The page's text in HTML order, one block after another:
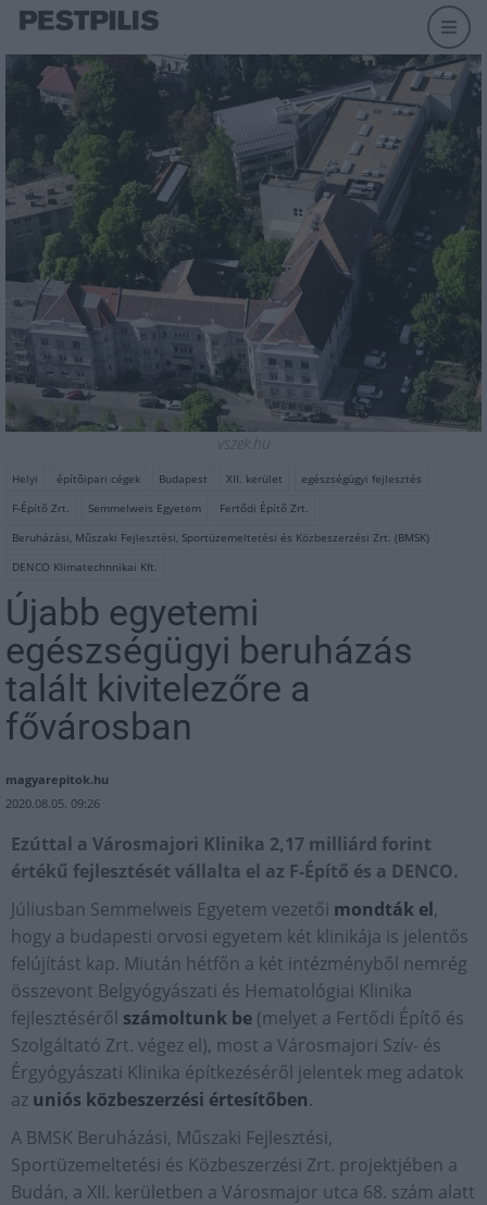
vszek.hu
Helyi építőipari cégek Budapest XII. kerület
egészségügyi fejlesztés
F-Építő Zrt.
Semmelweis Egyetem
Fertődi Építő Zrt.
Beruházási, Műszaki Fejlesztési, Sportüzemeltetési és Közbeszerzési Zrt. (BMSK)
DENCO Klimatechnnikai Kft.
Újabb egyetemi
egészségügyi beruházás
talált kivitelezőre a
fővárosban
magyarepitok.hu
2020.08.05. 09:26
Ezúttal a Városmajori Klinika 2,17 milliárd forint
értékű fejlesztését vállalta el az F-Építő és a DENCO.
Júliusban Semmelweis Egyetem vezetői mondták el,
hogy a budapesti orvosi egyetem két klinikája is jelentős
felújítást kap. Miután hétfőn a két intézményből nemrég
összevont Belgyógyászati és Hematológiai Klinika
fejlesztéséről számoltunk be (melyet a Fertődi Építő és
Szolgáltató Zrt. végez el), most a Városmajori Szív- és
Érgyógyászati Klinika építkezéséről jelentek meg adatok
az uniós közbeszerzési értesítőben.
A BMSK Beruházási, Műszaki Fejlesztési,
Sportüzemeltetési és Közbeszerzési Zrt. projektjében a
Budán, a XII. kerületben a Városmajor utca 68. szám alatt